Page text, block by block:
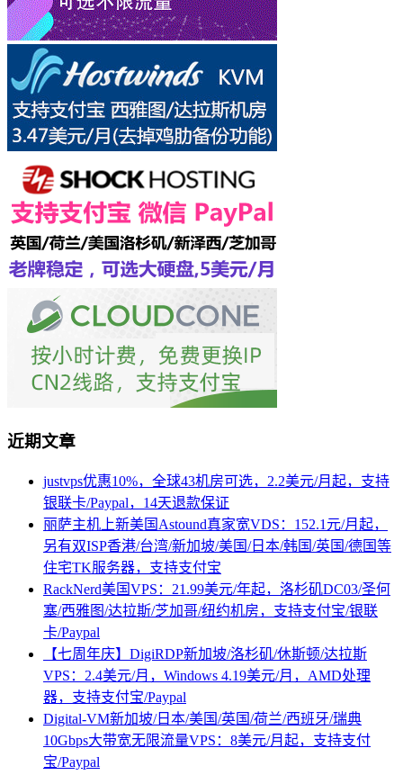
近期文章
justvps优惠10%，全球43机房可选，2.2美元/月起，支持
银联卡/Paypal，14天退款保证
丽萨主机上新美国Astound真家宽VDS：152.1元/月起，
另有双ISP香港/台湾/新加坡/美国/日本/韩国/英国/德国等
住宅TK服务器，支持支付宝
RackNerd美国VPS：21.99美元/年起，洛杉矶DC03/圣何
塞/西雅图/达拉斯/芝加哥/纽约机房，支持支付宝/银联
卡/Paypal
【七周年庆】DigiRDP新加坡/洛杉矶/休斯顿/达拉斯
VPS：2.4美元/月，Windows 4.19美元/月，AMD处理
器，支持支付宝/Paypal
Digital-VM新加坡/日本/美国/英国/荷兰/西班牙/瑞典
10Gbps大带宽无限流量VPS：8美元/月起，支持支付
宝/Paypal